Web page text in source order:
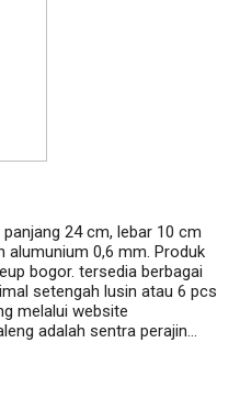
24 cm, lebar 10 cm
alumunium 0,6 mm. Produk
bogor. tersedia berbagai
setengah lusin atau 6 pcs
melalui website
adalah sentra perajin…